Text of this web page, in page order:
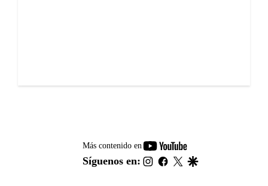
Más contenido en
youtube-
footer
Síguenos en: instagram
facebook
twitter